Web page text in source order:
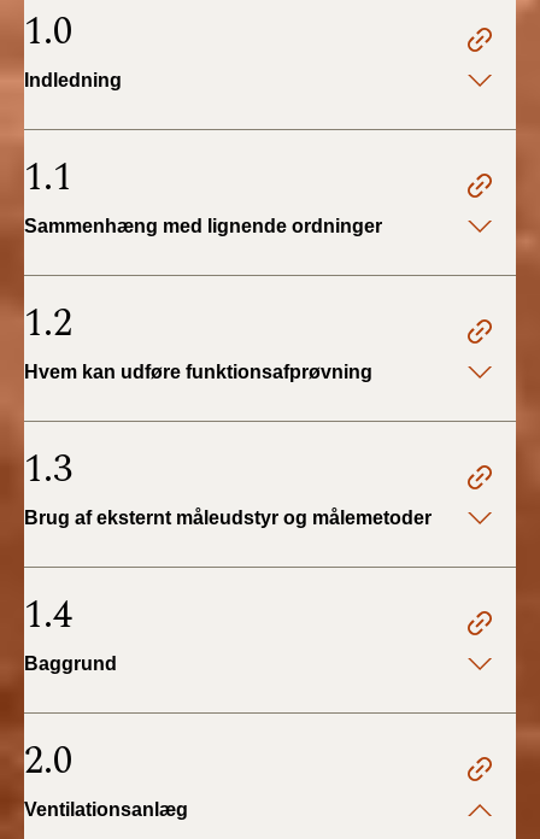
BR18 (1/1 - 30/6
2022)
BR18 (1/1-29/6
2018)
1.0
Indledning
1.1
Sammenhæng med lignende ordninger
1.2
Hvem kan udføre funktionsafprøvning
1.3
Brug af eksternt måleudstyr og målemetoder
1.4
Baggrund
2.0
Ventilationsanlæg